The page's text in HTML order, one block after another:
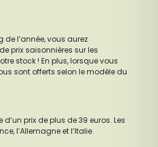
l’année, vous aurez
prix saisonnières sur les
stock ! En plus, lorsque vous
sont offerts selon le modèle du
prix de plus de 39 euros. Les
l’Allemagne et l’Italie.